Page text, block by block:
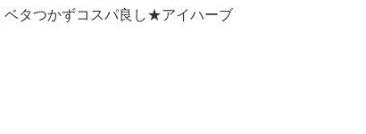
タつかずコスパ良し★アイハーブ